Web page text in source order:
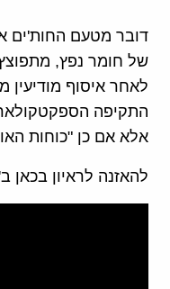
דובר מטעם החות'ים
של חומר נפץ,
לאחר איסוף מודיעין
אלא אם כן "כוחות
להאזנה לראיון בכאן